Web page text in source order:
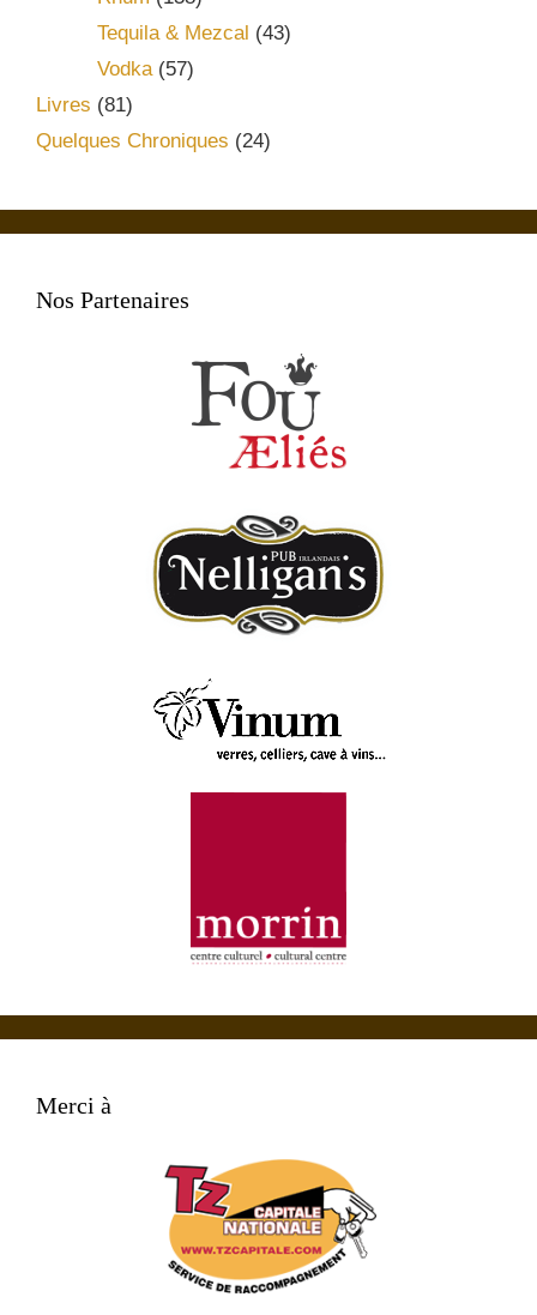
Tequila & Mezcal (43)
Vodka(57)
Livres (81)
Quelques Chroniques (24)
Nos Partenaires
Merci à